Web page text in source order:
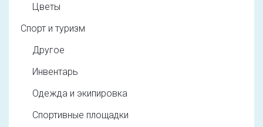
Цветы
Спорт и туризм
Другое
Инвентарь
Одежда и экипировка
Спортивные площадки